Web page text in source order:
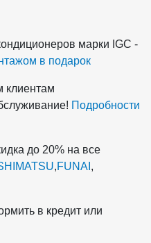
марки IGC -
в подарок
клиентам
Подробности
до 20% на все
,FUNAI ,
в кредит или